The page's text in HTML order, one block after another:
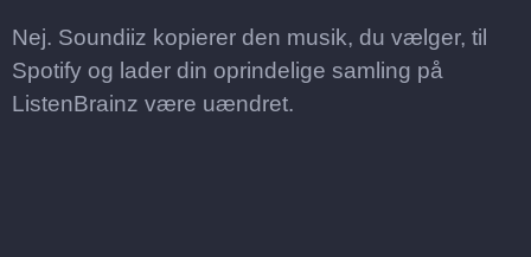
Nej. Soundiiz kopierer den musik, du vælger, til
Spotify og lader din oprindelige samling på
ListenBrainz være uændret.